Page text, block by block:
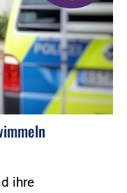
ihre